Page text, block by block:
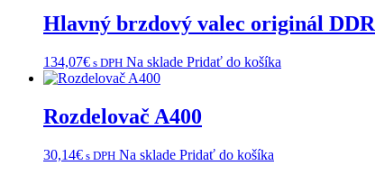
Hlavný brzdový valec originál DDR
134,07€ s DPH Na sklade Pridať do košíka
Rozdelovač A400
30,14€ s DPH Na sklade Pridať do košíka